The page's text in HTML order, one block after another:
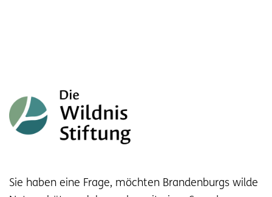
Sie haben eine Frage, möchten Brandenburgs wilde